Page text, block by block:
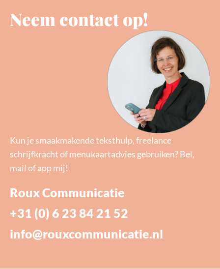
Neem contact op!
Kun je smaakmakende teksthulp, freelance
schrijfkracht of menukaartadvies gebruiken? Bel,
mail of app mij!
Roux Communicatie
+31 (0) 6 23 84 21 52
info@rouxcommunicatie.nl